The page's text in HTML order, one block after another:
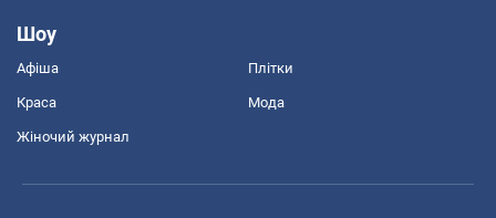
Шоу
Афіша Плітки
Краса Мода
Жіночий журнал